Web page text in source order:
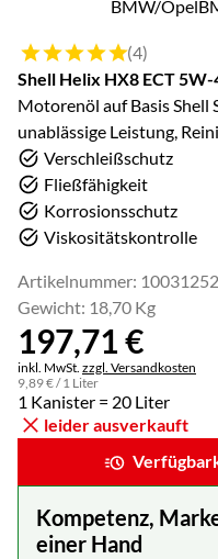
Bewertung: 5 von 5 (4
(4)
Shell Helix HX8 ECT 5W-
Motorenöl auf Basis Shell
unablässige Leistung,
Verschleißschutz
Fließfähigkeit
Korrosionsschutz
Viskositätskontrolle
Artikelnummer: 10031252
Gewicht: 18,70 Kg
197,71€
Steuerhinweis:
inkl. MwSt. zzgl. Versandkosten
9 89€/ 1 Liter
1 Kanister = 20 Liter
leider ausverkauft
Kompetenz,
einer Hand